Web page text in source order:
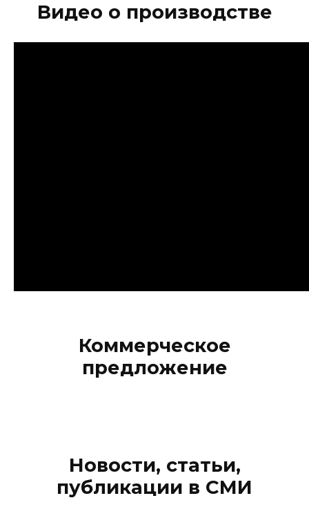
Видео о производстве
Коммерческое
предложение
Новости, статьи,
публикации в СМИ